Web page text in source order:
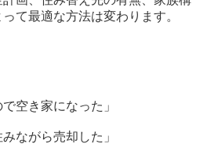
て最適な方法は変わります。
空き家になった」
ながら売却した」